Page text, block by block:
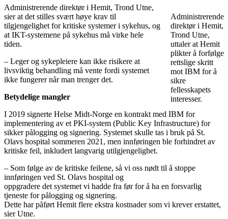
Administrerende
direktør i Hemit,
Trond Utne,
uttaler at Hemit
plikter å forfølge
rettslige skritt
mot IBM for å
sikre
fellesskapets
interesser.
Administrerende direktør i Hemit, Trond Utne,
sier at det stilles svært høye krav til
tilgjengelighet for kritiske systemer i sykehus, og
at IKT-systemene på sykehus må virke hele
tiden.
– Leger og sykepleiere kan ikke risikere at
livsviktig behandling må vente fordi systemet
ikke fungerer når man trenger det.
Betydelige mangler
I 2019 signerte Helse Midt-Norge en kontrakt med IBM for
implementering av et PKI-system (Public Key Infrastructure) for
sikker pålogging og signering. Systemet skulle tas i bruk på St.
Olavs hospital sommeren 2021, men innføringen ble forhindret av
kritiske feil, inkludert langvarig utilgjengelighet.
– Som følge av de kritiske feilene, så vi oss nødt til å stoppe
innføringen ved St. Olavs hospital og
oppgradere det systemet vi hadde fra før for å ha en forsvarlig
tjeneste for pålogging og signering.
Dette har påført Hemit flere ekstra kostnader som vi krever erstattet,
sier Utne.